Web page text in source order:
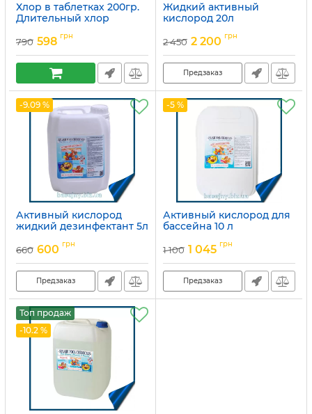
Хлор в таблетках 200гр.
Длительный хлор
790 598 грн
Жидкий активный
кислород 20л
2 450 2 200 грн
Предзаказ
-9.09 %
Активный кислород
жидкий дезинфектант 5л
660 600 грн
Предзаказ
-5 %
Активный кислород для
бассейна 10 л
1 100 1 045 грн
Предзаказ
Топ продаж
-10.2 %